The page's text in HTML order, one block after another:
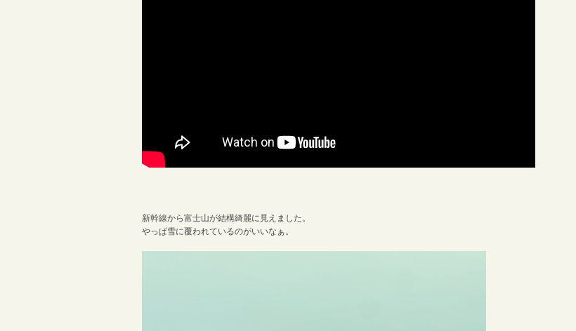
新幹線から富士山が結構綺麗に見えました。
やっぱ雪に覆われているのがいいなぁ。